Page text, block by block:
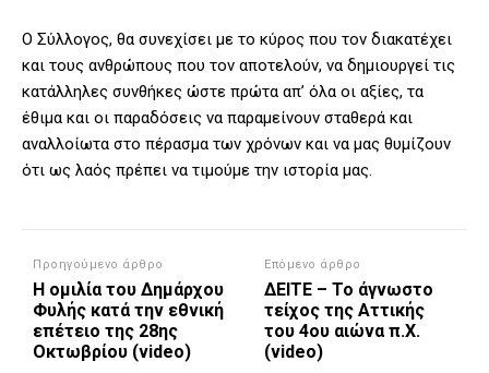
Ο Σύλλογος, θα συνεχίσει με το κύρος που τον διακατέχει
και τους ανθρώπους που τον αποτελούν, να δημιουργεί τις
κατάλληλες συνθήκες ώστε πρώτα απ’ όλα οι αξίες, τα
έθιμα και οι παραδόσεις να παραμείνουν σταθερά και
αναλλοίωτα στο πέρασμα των χρόνων και να μας θυμίζουν
ότι ως λαός πρέπει να τιμούμε την ιστορία μας.
Προηγούμενο άρθρο
Η ομιλία του Δημάρχου
Φυλής κατά την εθνική
επέτειο της 28ης
Οκτωβρίου (video)
Επόμενο άρθρο
ΔΕΙΤΕ – Το άγνωστο
τείχος της Αττικής
του 4ου αιώνα π.Χ.
(video)